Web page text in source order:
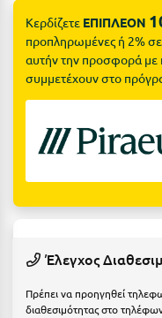
Βυτίνα
Γ
Γαλαξiδι
Γλυφάδα
Γύθειο
Δελφοί
Δες όλες τις προσφορές
Δες όλα τα πακέτα
Κερδίζετε ΕΠΙΠΛΕΟΝ
προπληρωμένες ή 2%
αυτήν την προσφορά με
συμμετέχουν στο
Έλεγχος
Πρέπει να προηγηθεί
διαθεσιμότητας στο